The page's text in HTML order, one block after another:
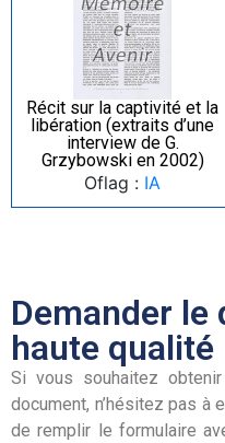
Récit sur la captivité et la
libération (extraits d’une
interview de G.
Grzybowski en 2002)
Oflag : IA
Demander le
haute qualité
Si vous souhaitez
document, n’hésitez pas à
de remplir le formulaire